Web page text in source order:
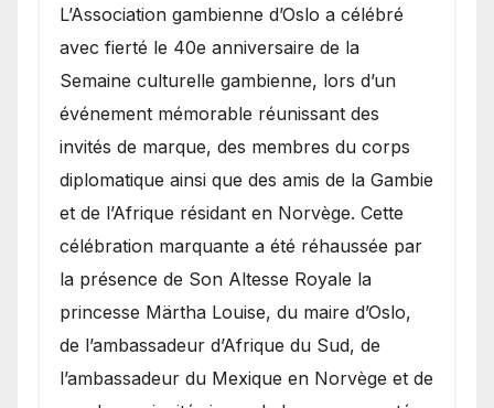
​L’Association gambienne d’Oslo a célébré
avec fierté le 40e anniversaire de la
Semaine culturelle gambienne, lors d’un
événement mémorable réunissant des
invités de marque, des membres du corps
diplomatique ainsi que des amis de la Gambie
et de l’Afrique résidant en Norvège. Cette
célébration marquante a été réhaussée par
la présence de Son Altesse Royale la
princesse Märtha Louise, du maire d’Oslo,
de l’ambassadeur d’Afrique du Sud, de
l’ambassadeur du Mexique en Norvège et de